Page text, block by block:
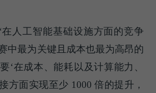
在人工智能基础设施方面的竞争
中最为关键且成本也最为高昂的
‘在成本、能耗以及计算能力、
方面实现至少 1000 倍的提升，